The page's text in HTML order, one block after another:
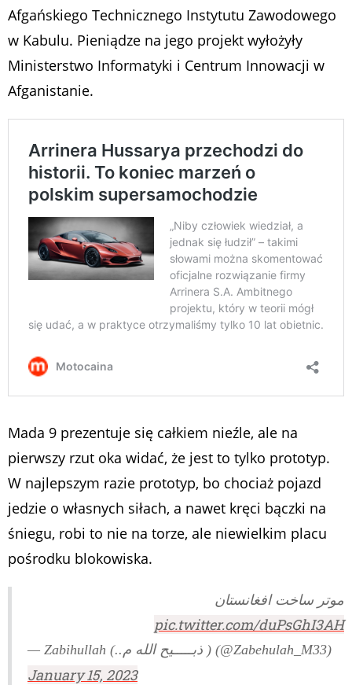
Afgańskiego Technicznego Instytutu Zawodowego
w Kabulu. Pieniądze na jego projekt wyłożyły
Ministerstwo Informatyki i Centrum Innowacji w
Afganistanie.
Mada 9 prezentuje się całkiem nieźle, ale na
pierwszy rzut oka widać, że jest to tylko prototyp.
W najlepszym razie prototyp, bo chociaż pojazd
jedzie o własnych siłach, a nawet kręci bączki na
śniegu, robi to nie na torze, ale niewielkim placu
pośrodku blokowiska.
موتر ساخت افغانستان
pic.twitter.com/duPsGhI3AH
— Zabihullah (..ذبـــــیح الله م ) (@Zabehulah_M33)
January 15, 2023